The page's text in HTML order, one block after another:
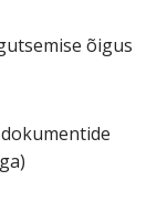
õigus